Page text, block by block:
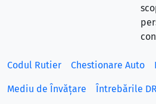
Codul Rutier Chestionare Auto
Mediu de Învățare Întrebările